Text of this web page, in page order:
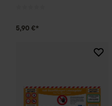
5,90 €*